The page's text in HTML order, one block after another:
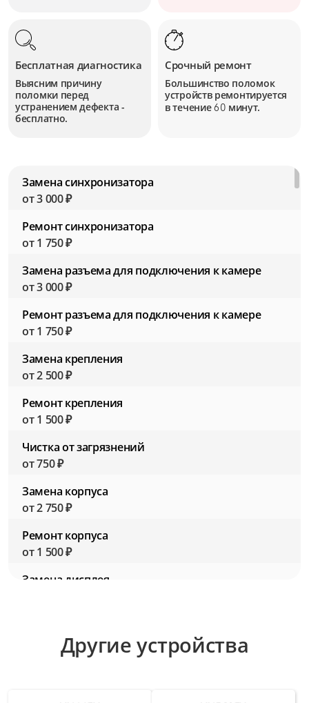
Бесплатная диагностика
Выясним причину
поломки перед
устранением дефекта -
бесплатно.
Срочный ремонт
Большинство поломок
устройств ремонтируется
в течение60 минут.
Замена синхронизатора
от 3 000 ₽
Ремонт синхронизатора
от 1 750 ₽
Замена разъема для подключения к камере
от 3 000 ₽
Ремонт разъема для подключения к камере
от 1 750 ₽
Замена крепления
от 2 500 ₽
Ремонт крепления
от 1 500 ₽
Чистка от загрязнений
от 750 ₽
Замена корпуса
от 2 750 ₽
Ремонт корпуса
от 1 500 ₽
Замена дисплея
от 1 750 ₽Другие устройства